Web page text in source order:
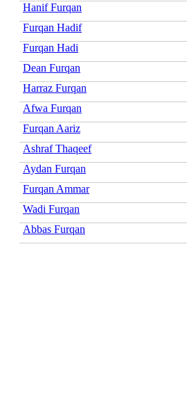
Hanif Furqan
Furqan Hadif
Furqan Hadi
Dean Furqan
Harraz Furqan
Afwa Furqan
Furqan Aariz
Ashraf Thaqeef
Aydan Furqan
Furqan Ammar
Wadi Furqan
Abbas Furqan